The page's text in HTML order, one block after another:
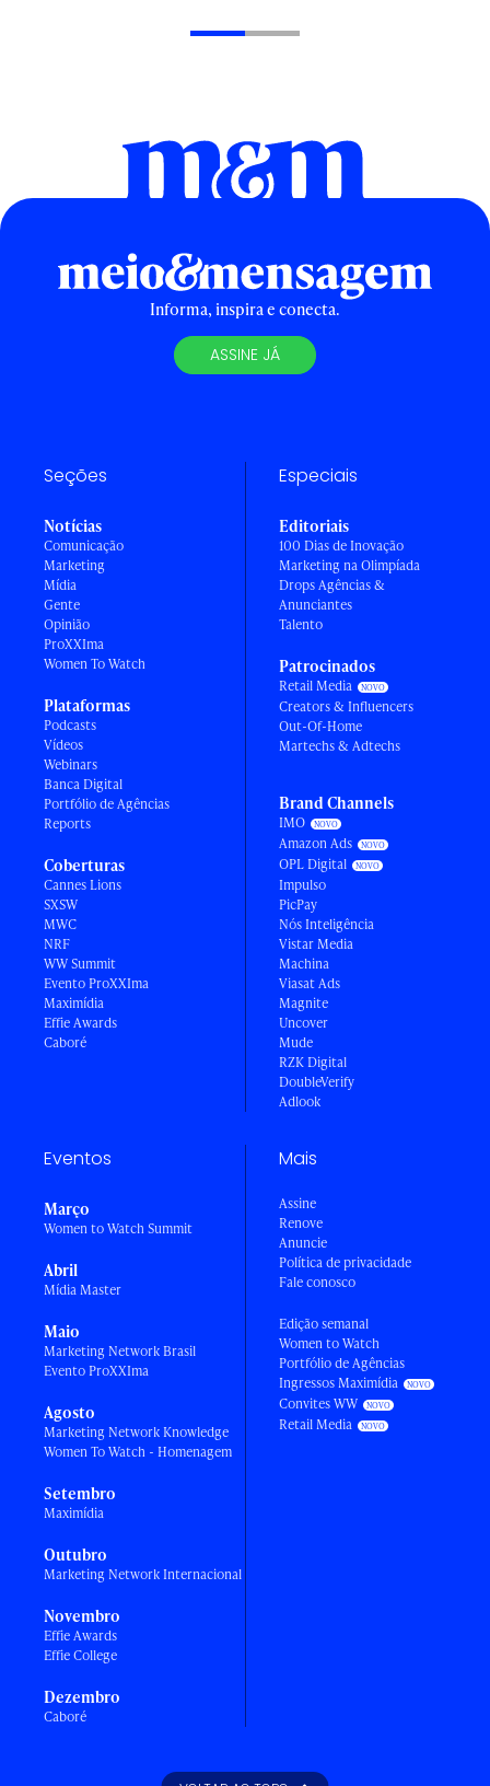
Informa, inspira e conecta.
ASSINE JÁ
Seções
Notícias
Comunicação
Marketing
Mídia
Gente
Opinião
ProXXIma
Women To Watch
Plataformas
Podcasts
Vídeos
Webinars
Banca Digital
Portfólio de Agências
Reports
Coberturas
Cannes Lions
SXSW
MWC
NRF
WW Summit
Evento ProXXIma
Maximídia
Effie Awards
Caboré
Especiais
Editoriais
100 Dias de Inovação
Marketing na Olimpíada
Drops Agências &
Anunciantes
Talento
Patrocinados
Retail Media
Creators & Influencers
Out-Of-Home
Martechs & Adtechs
Brand Channels
IMO
Amazon Ads
OPL Digital
Impulso
PicPay
Nós Inteligência
Vistar Media
Machina
Viasat Ads
Magnite
Uncover
Mude
RZK Digital
DoubleVerify
Adlook
Eventos
Março
Women to Watch Summit
Abril
Mídia Master
Maio
Marketing Network Brasil
Evento ProXXIma
Agosto
Marketing Network Knowledge
Women To Watch - Homenagem
Setembro
Maximídia
Outubro
Marketing Network Internacional
Novembro
Effie Awards
Effie College
Dezembro
Caboré
Mais
Assine
Renove
Anuncie
Política de privacidade
Fale conosco
Edição semanal
Women to Watch
Portfólio de Agências
Ingressos Maximídia
Convites WW
Retail Media